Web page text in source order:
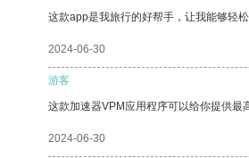
这款app是我旅行的好帮手，让我能够轻
2024-06-30
游客
这款加速器VPM应用程序可以给你提供最
2024-06-30